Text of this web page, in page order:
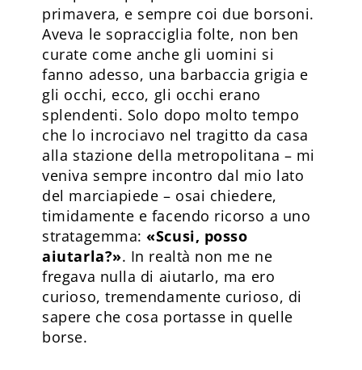
primavera, e sempre coi due borsoni.
Aveva le sopracciglia folte, non ben
curate come anche gli uomini si
fanno adesso, una barbaccia grigia e
gli occhi, ecco, gli occhi erano
splendenti. Solo dopo molto tempo
che lo incrociavo nel tragitto da casa
alla stazione della metropolitana – mi
veniva sempre incontro dal mio lato
del marciapiede – osai chiedere,
timidamente e facendo ricorso a uno
stratagemma: «Scusi, posso
aiutarla?». In realtà non me ne
fregava nulla di aiutarlo, ma ero
curioso, tremendamente curioso, di
sapere che cosa portasse in quelle
borse.